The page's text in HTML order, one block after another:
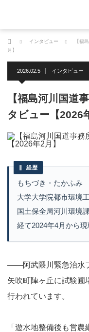
ホーム インタビュー
【福
月】
2026.02.5 インタビュー
【福島河川国道
タビュー【2026
経歴
もちづき・たかふみ
大学大学院都市環境
国土保全局河川環境
経て2024年4月から現
――阿武隈川緊急治水
矢吹町陣ヶ丘に試験圃
行われています。
「遊水地整備後も営